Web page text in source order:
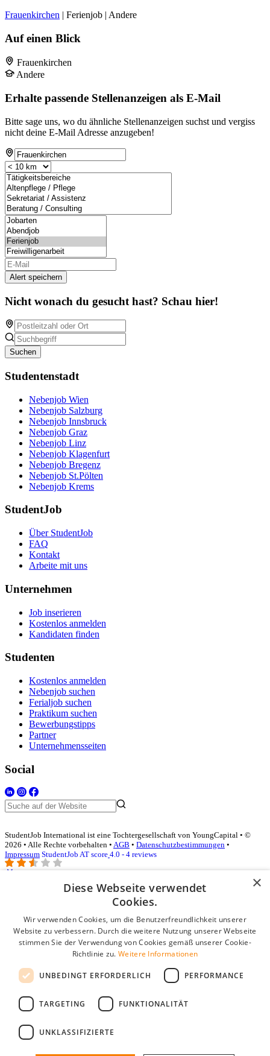
Frauenkirchen | Ferienjob | Andere
Auf einen Blick
Frauenkirchen
Andere
Erhalte passende Stellenanzeigen als E-Mail
Bitte sage uns, wo du ähnliche Stellenanzeigen suchst und vergiss
nicht deine E-Mail Adresse anzugeben!
Alert speichern
Nicht wonach du gesucht hast? Schau hier!
Suchen
Studentenstadt
Nebenjob Wien
Nebenjob Salzburg
Nebenjob Innsbruck
Nebenjob Graz
Nebenjob Linz
Nebenjob Klagenfurt
Nebenjob Bregenz
Nebenjob St.Pölten
Nebenjob Krems
StudentJob
Über StudentJob
FAQ
Kontakt
Arbeite mit uns
Unternehmen
Job inserieren
Kostenlos anmelden
Kandidaten finden
Studenten
Kostenlos anmelden
Nebenjob suchen
Ferialjob suchen
Praktikum suchen
Bewerbungstipps
Partner
Unternehmensseiten
Social
StudentJob International ist eine Tochtergesellschaft von YoungCapital • ©
2026 • Alle Rechte vorbehalten • AGB • Datenschutzbestimmungen •
Impressum StudentJob AT score 4.0 - 4 reviews
Login für Unternehmen
E-Mail*
Passwort
Angemeldet bleiben
Passwort vergessen?
Kostenloses Unternehmensprofil
Wenn Sie sich registriert haben, können Sie ein Unternehmensprofil
×
Diese Webseite verwendet
Cookies.
Wir verwenden Cookies, um die Benutzerfreundlichkeit unserer
Website zu verbessern. Durch die weitere Nutzung unserer Webseite
stimmen Sie der Verwendung von Cookies gemäß unserer Cookie-
Richtlinie zu. Weitere Informationen
UNBEDINGT ERFORDERLICH PERFORMANCE
TARGETING FUNKTIONALITÄT
UNKLASSIFIZIERTE